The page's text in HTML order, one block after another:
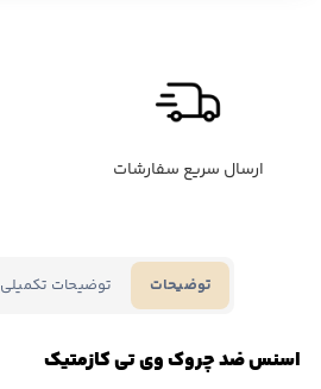
ارسال سریع سفارشات
توضیحات توضیحات تکمیلی
اسنس ضد چروک وی تی کازمتیک